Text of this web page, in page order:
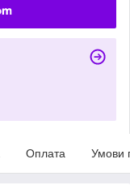
Оплата Умови